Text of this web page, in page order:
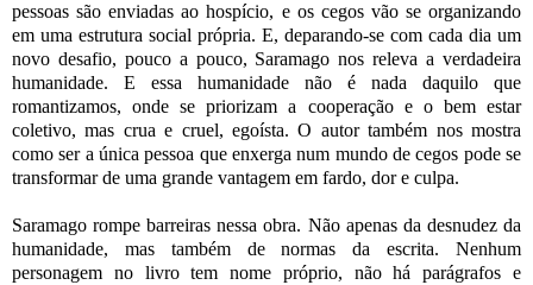
pessoas são enviadas ao hospício, e os cegos vão se organizando
em uma estrutura social própria. E, deparando-se com cada dia um
novo desafio, pouco a pouco, Saramago nos releva a verdadeira
humanidade. E essa humanidade não é nada daquilo que
romantizamos, onde se priorizam a cooperação e o bem estar
coletivo, mas crua e cruel, egoísta. O autor também nos mostra
como ser a única pessoa que enxerga num mundo de cegos pode se
transformar de uma grande vantagem em fardo, dor e culpa.
Saramago rompe barreiras nessa obra. Não apenas da desnudez da
humanidade, mas também de normas da escrita. Nenhum
personagem no livro tem nome próprio, não há parágrafos e